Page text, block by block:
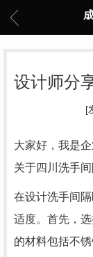
设计师分
[
大家好，我是
关于四川洗手间
在设计洗手间
适度。首先，
的材料包括不